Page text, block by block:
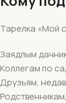
Тарелка «Мой
Заядлым
Коллегам по
Друзьям,